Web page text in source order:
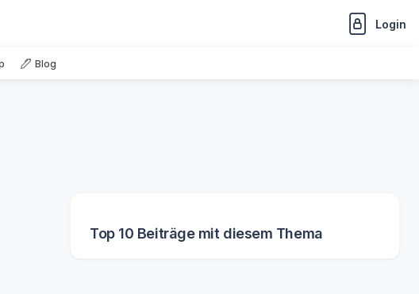
Login
Blog
Top 10 Beiträge mit diesem Thema